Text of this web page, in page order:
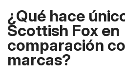
¿Qué hace
Scottish Fox en
comparación
marcas?